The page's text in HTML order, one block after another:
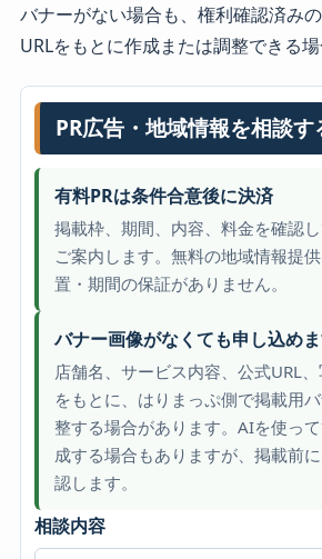
バナーがない場合も、権利確認済み
URLをもとに作成または調整できる場
PR広告・地域情報を相談す
有料PRは条件合意後に決済
掲載枠、期間、内容、料金を確認
ご案内します。無料の地域情報提
置・期間の保証がありません。
バナー画像がなくても申し込め
店舗名、サービス内容、公式URL
をもとに、はりまっぷ側で掲載用
整する場合があります。AIを使っ
成する場合もありますが、掲載前
認します。
相談内容